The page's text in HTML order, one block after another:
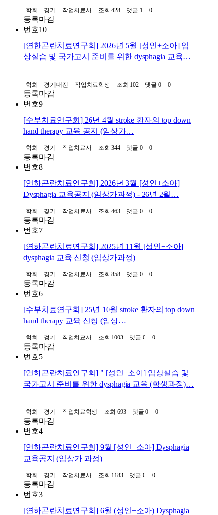
학회 경기 작업치료사 조회 428 댓글 1 0
등록마감
번호10
[연한곤란치료연구회] 2026년 5월 [성인+소아] 임
상실습 및 국가고시 준비를 위한 dysphagia 교육…
학회 경기|대전 작업치료학생 조회 102 댓글 0 0
등록마감
번호9
[수부치료연구회] 26년 4월 stroke 환자의 top down
hand therapy 교육 공지 (임상가…
학회 경기 작업치료사 조회 344 댓글 0 0
등록마감
번호8
[연하곤란치료연구회] 2026년 3월 [성인+소아]
Dysphagia 교육공지 (임상가과정) - 26년 2월…
학회 경기 작업치료사 조회 463 댓글 0 0
등록마감
번호7
[연하곤란치료연구회] 2025년 11월 [성인+소아]
dysphagia 교육 신청 (임상가과정)
학회 경기 작업치료사 조회 858 댓글 0 0
등록마감
번호6
[수부치료연구회] 25년 10월 stroke 환자의 top down
hand therapy 교육 신청 (임상…
학회 경기 작업치료사 조회 1003 댓글 0 0
등록마감
번호5
[연하곤란치료연구회] " [성인+소아] 임상실습 및
국가고시 준비를 위한 dysphagia 교육 (학생과정)…
학회 경기 작업치료학생 조회 693 댓글 0 0
등록마감
번호4
[연하곤란치료연구회] 9월 [성인+소아] Dysphagia
교육공지 (임상가 과정)
학회 경기 작업치료사 조회 1183 댓글 0 0
등록마감
번호3
[연하곤란치료연구회] 6월 (성인+소아) Dysphagia